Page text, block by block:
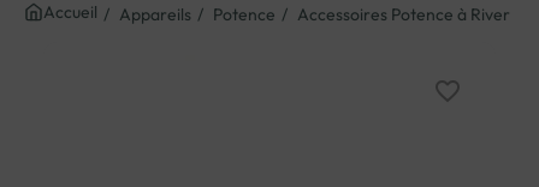
Accueil
Appareils Potence Accessoires Potence à River
favorite_border